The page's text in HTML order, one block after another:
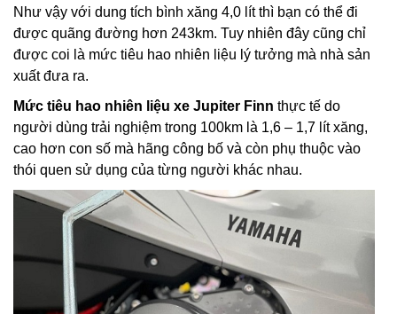
Như vậy với dung tích bình xăng 4,0 lít thì bạn có thể đi
được quãng đường hơn 243km. Tuy nhiên đây cũng chỉ
được coi là mức tiêu hao nhiên liệu lý tưởng mà nhà sản
xuất đưa ra.
Mức tiêu hao nhiên liệu xe Jupiter Finn thực tế do
người dùng trải nghiệm trong 100km là 1,6 – 1,7 lít xăng,
cao hơn con số mà hãng công bố và còn phụ thuộc vào
thói quen sử dụng của từng người khác nhau.